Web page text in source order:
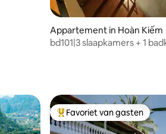
Appartement in Hoàn Kiếm
bd101|3 slaapkamers + 1
Topfavoriet van gasten
Favoriet van gasten